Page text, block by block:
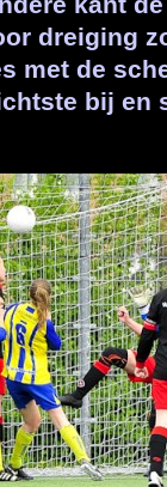
dreiging
met de
bij en